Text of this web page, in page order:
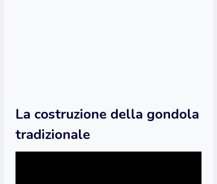
La costruzione della gondola
tradizionale